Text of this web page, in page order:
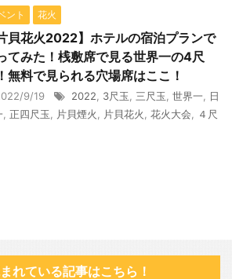
ント 花火
片貝花火2022】ホテルの宿泊プランで
てみた！桟敷席で見る世界一の4尺
無料で見られる穴場席はここ！
9/19 2022 3尺玉 三尺玉 世界一
日
正四尺玉 片貝煙火 片貝花火 花火大会
４尺
れている記事はこちら！